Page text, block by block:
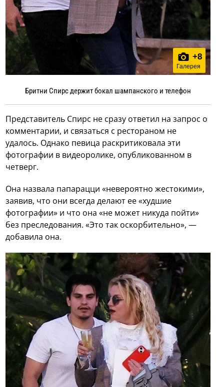
+8
Галерея
Бритни Спирс держит бокал шампанского и телефон
Представитель Спирс не сразу ответил на запрос о
комментарии, и связаться с рестораном не
удалось. Однако певица раскритиковала эти
фотографии в видеоролике, опубликованном в
четверг.
Она назвала папарацци «невероятно жестокими»,
заявив, что они всегда делают ее «худшие
фотографии» и что она «не может никуда пойти»
без преследования. «Это так оскорбительно», —
добавила она.